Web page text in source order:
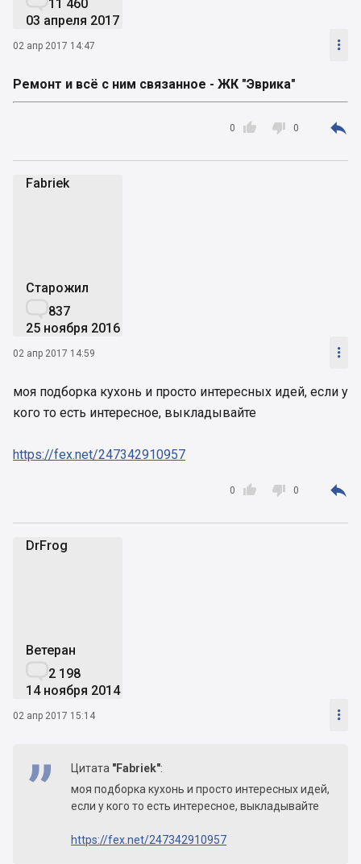
11 460
03 апреля 2017
02 апр 2017 14:47 
Ремонт и всё с ним связанное - ЖК "Эврика"

0  0 
Fabriek
Старожил
837
25 ноября 2016
02 апр 2017 14:59 
моя подборка кухонь и просто интересных идей, если у
кого то есть интересное, выкладывайте
https://fex.net/247342910957

0  0 
DrFrog
Ветеран
2 198
14 ноября 2014
02 апр 2017 15:14 
Цитата "Fabriek":
моя подборка кухонь и просто интересных идей,
если у кого то есть интересное, выкладывайте
https://fex.net/247342910957